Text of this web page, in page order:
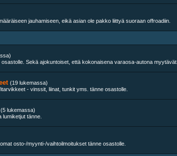
jauhamiseen, eikä asian ole pakko liittyä suoraan offroadiin.
Sekä ajokuntoiset, että kokonaisena varaosa-autona myytävät.
(19 lukemassa)
- vinssit, liinat, tunkit yms. tänne osastolle.
(5 lukemassa)
lumiketjut tänne.
osto-/myynti-/vaihtoilmoitukset tänne osastolle.